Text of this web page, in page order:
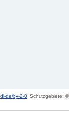
dl-de/by-2-0; Schutzgebiete: ©